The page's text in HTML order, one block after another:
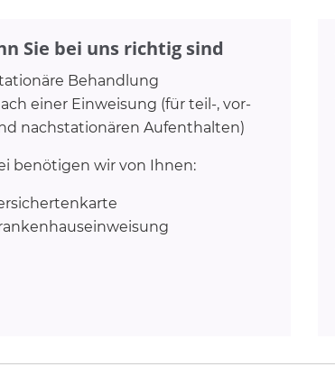
Sie bei uns richtig sind
Behandlung
einer Einweisung (für teil-, vor-
nachstationären Aufenthalten)
benötigen wir von Ihnen: